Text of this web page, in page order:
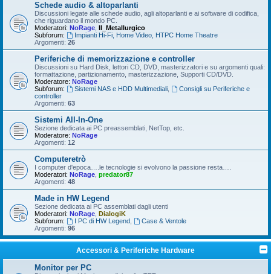
Schede audio & altoparlanti
Discussioni legate alle schede audio, agli altoparlanti e ai software di codifica,
che riguardano il mondo PC.
Moderatori: NoRage Il_Metallurgico
Subforum:
Impianti Hi-Fi, Home Video, HTPC Home Theatre
Argomenti: 26
Periferiche di memorizzazione e controller
Discussioni su Hard Disk, lettori CD, DVD, masterizzatori e su argomenti quali:
formattazione, partizionamento, masterizzazione, Supporti CD/DVD.
Moderatore: NoRage
Subforum:
Sistemi NAS e HDD Multimediali,
Consigli su Periferiche e
controller
Argomenti: 63
Sistemi All-In-One
Sezione dedicata ai PC preassemblati, NetTop, etc.
Moderatore: NoRage
Argomenti: 12
Computeretrò
I computer d'epoca….le tecnologie si evolvono la passione resta….
Moderatori: NoRage predator87
Argomenti: 48
Made in HW Legend
Sezione dedicata ai PC assemblati dagli utenti
Moderatori: NoRage DialogiK
Subforum:
I PC di HW Legend,
Case & Ventole
Argomenti: 96
Accessori & Periferiche Hardware
Monitor per PC